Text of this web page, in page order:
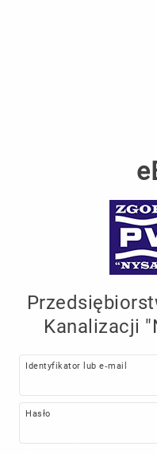
Właściciel
Kanalizacji
Identyfikator lub e-mail
Hasło